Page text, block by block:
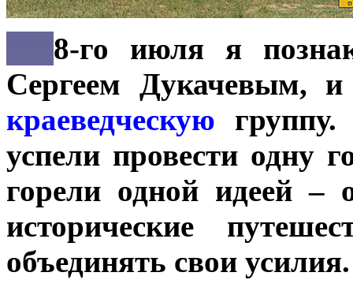
8-го июля я
Сергеем Дукачевым,
краеведческую
успели провести одну
горели одной идеей –
исторические
объединять свои усилия.